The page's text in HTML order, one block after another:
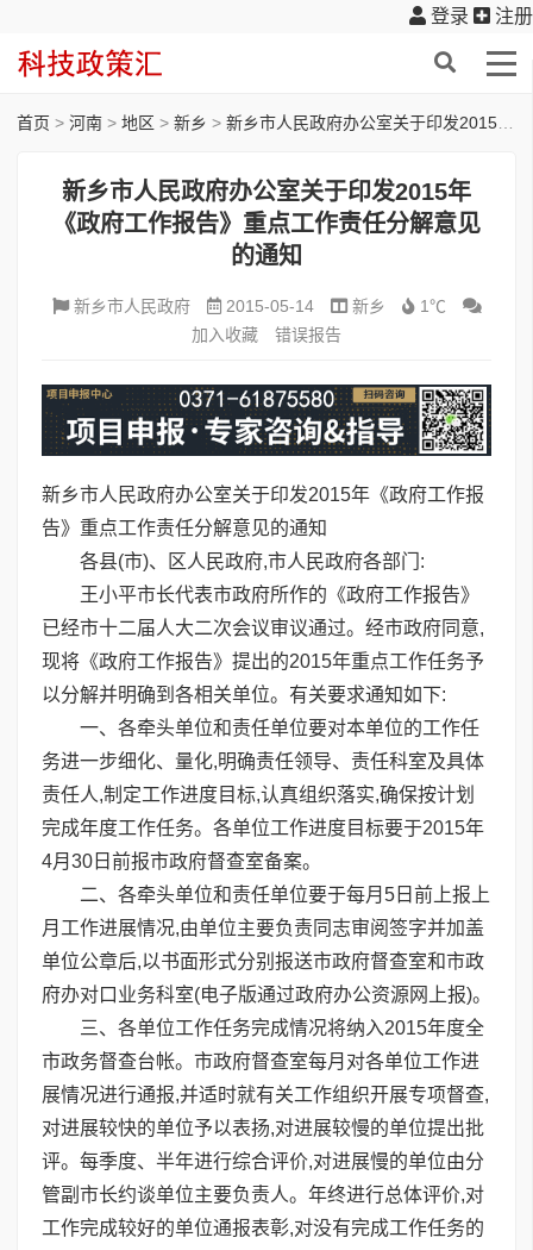
登录 注册
首页 > 河南 > 地区 > 新乡 > 新乡市人民政府办公室关于印发2015年《政府工作报告》重点工作责任分解意见的通知
新乡市人民政府办公室关于印发2015年
《政府工作报告》重点工作责任分解意见
的通知
新乡市人民政府 2015-05-14 新乡
1℃
加入收藏
错误报告
新乡市人民政府办公室关于印发2015年《政府工作报
告》重点工作责任分解意见的通知
各县(市)、区人民政府,市人民政府各部门:
王小平市长代表市政府所作的《政府工作报告》
已经市十二届人大二次会议审议通过。经市政府同意,
现将《政府工作报告》提出的2015年重点工作任务予
以分解并明确到各相关单位。有关要求通知如下:
一、各牵头单位和责任单位要对本单位的工作任
务进一步细化、量化,明确责任领导、责任科室及具体
责任人,制定工作进度目标,认真组织落实,确保按计划
完成年度工作任务。各单位工作进度目标要于2015年
4月30日前报市政府督查室备案。
二、各牵头单位和责任单位要于每月5日前上报上
月工作进展情况,由单位主要负责同志审阅签字并加盖
单位公章后,以书面形式分别报送市政府督查室和市政
府办对口业务科室(电子版通过政府办公资源网上报)。
三、各单位工作任务完成情况将纳入2015年度全
市政务督查台帐。市政府督查室每月对各单位工作进
展情况进行通报,并适时就有关工作组织开展专项督查,
对进展较快的单位予以表扬,对进展较慢的单位提出批
评。每季度、半年进行综合评价,对进展慢的单位由分
管副市长约谈单位主要负责人。年终进行总体评价,对
工作完成较好的单位通报表彰,对没有完成工作任务的